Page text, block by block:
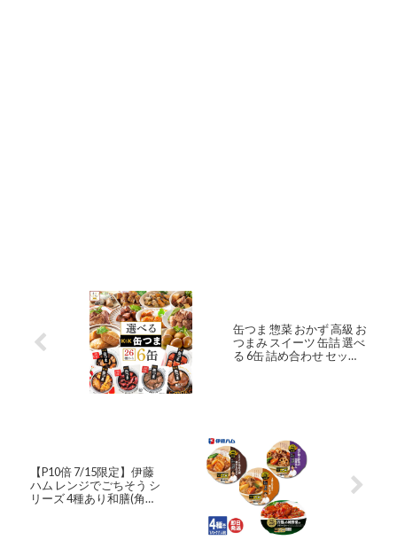
缶つま 惣菜 おかず 高級 お
つまみ スイーツ 缶詰 選べ
る 6缶 詰め合わせ セット
【P10倍 7/15限定】伊藤
ハム レンジでごちそう シ
リーズ 4種あり和膳(角煮